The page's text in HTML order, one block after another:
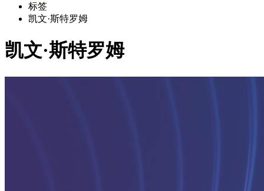
标签
凯文·斯特罗姆
凯文·斯特罗姆